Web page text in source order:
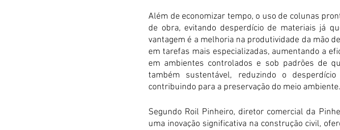
Além de economizar tempo, o uso de colunas
de obra, evitando desperdício de materiais já
vantagem é a melhoria na produtividade da mão
em tarefas mais especializadas, aumentando a
em ambientes controlados e sob padrões de
também sustentável, reduzindo o
contribuindo para a preservação do meio ambiente.
Segundo Roil Pinheiro, diretor comercial da
uma inovação significativa na construção civil,